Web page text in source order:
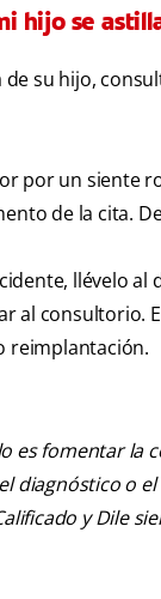
hijo se
su hijo,
por un siente
de la cita.
llévelo
al consultorio.
reimplantación.
es fomentar la
diagnóstico o
y Dile